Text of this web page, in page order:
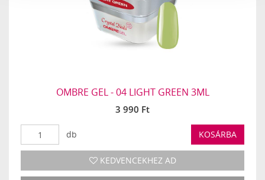
OMBRE GEL - 04 LIGHT GREEN 3ML
3 990 Ft
db KOSÁRBA
KEDVENCEKHEZ AD